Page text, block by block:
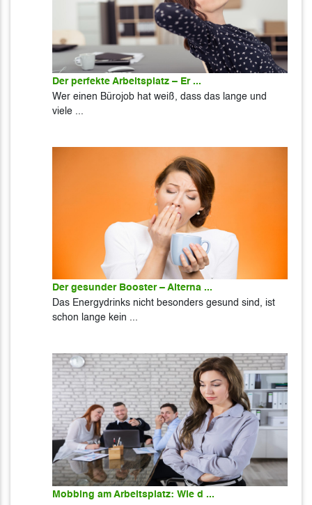
Der perfekte Arbeitsplatz – Er ...
Wer einen Bürojob hat weiß, dass das lange und
viele ...
Der gesunder Booster – Alterna ...
Das Energydrinks nicht besonders gesund sind, ist
schon lange kein ...
Mobbing am Arbeitsplatz: Wie d ...